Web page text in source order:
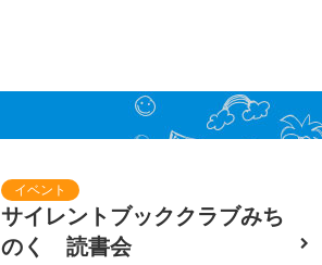
サイレントブッククラブみち
のく 読書会